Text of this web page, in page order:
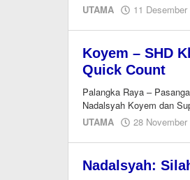
UTAMA
11 Desember
Koyem – SHD
Quick Count
Palangka Raya –
Nadalsyah Koyem dan
UTAMA
28 November
Nadalsyah: